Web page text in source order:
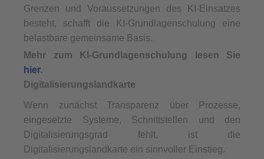
Grenzen und Voraussetzungen des KI-Einsatzes
besteht, schafft die KI-Grundlagenschulung eine
belastbare gemeinsame Basis.
Mehr zum KI-Grundlagenschulung lesen Sie
hier.
Digitalisierungslandkarte
Wenn zunächst Transparenz über Prozesse,
eingesetzte Systeme, Schnittstellen und den
Digitalisierungsgrad fehlt, ist die
Digitalisierungslandkarte ein sinnvoller Einstieg.